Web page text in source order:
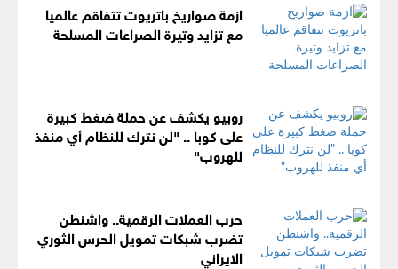
ازمة صواريخ باتريوت تتفاقم عالميا
مع تزايد وتيرة الصراعات المسلحة
روبيو يكشف عن حملة ضغط كبيرة
على كوبا .. "لن نترك للنظام أي منفذ
للهروب"
حرب العملات الرقمية.. واشنطن
تضرب شبكات تمويل الحرس الثوري
الايراني